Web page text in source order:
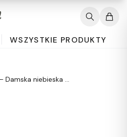
WSZYSTKIE PRODUKTY
SINSAY – Damska niebieska bluza basic o krótszym kroju XS